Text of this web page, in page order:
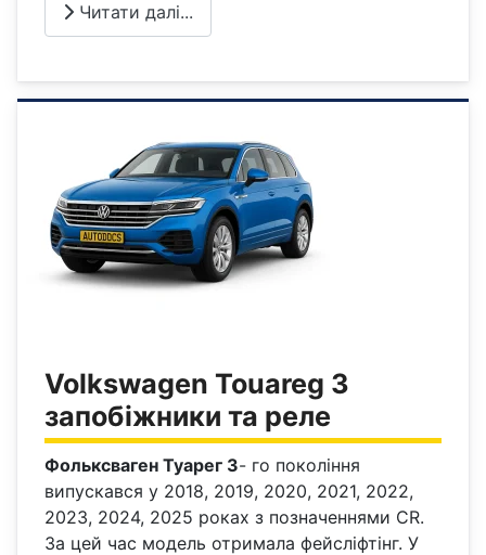
Читати далі...
Volkswagen Touareg 3
запобіжники та реле
Фольксваген Туарег 3- го покоління
випускався у 2018, 2019, 2020, 2021, 2022,
2023, 2024, 2025 роках з позначеннями CR.
За цей час модель отримала фейсліфтінг. У